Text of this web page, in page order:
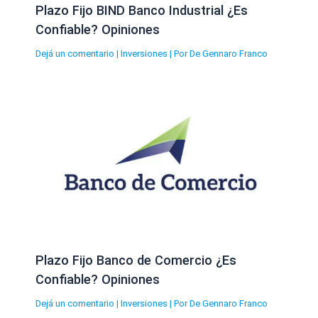
Plazo Fijo BIND Banco Industrial ¿Es
Confiable? Opiniones
Dejá un comentario | Inversiones | Por De Gennaro Franco
Plazo Fijo Banco de Comercio ¿Es
Confiable? Opiniones
Dejá un comentario | Inversiones | Por De Gennaro Franco